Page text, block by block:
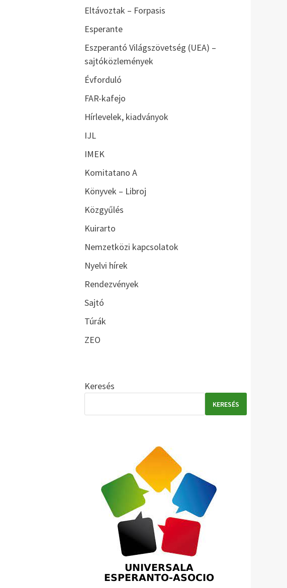
Eltávoztak – Forpasis
Esperante
Eszperantó Világszövetség (UEA) –
sajtóközlemények
Évforduló
FAR-kafejo
Hírlevelek, kiadványok
IJL
IMEK
Komitatano A
Könyvek – Libroj
Közgyűlés
Kuirarto
Nemzetközi kapcsolatok
Nyelvi hírek
Rendezvények
Sajtó
Túrák
ZEO
Keresés
KERESÉS